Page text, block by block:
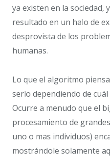
ya existen en la sociedad,
resultado en un halo de
desprovista de los
humanas.
Lo que el algoritmo
serlo dependiendo de
Ocurre a menudo que el
procesamiento de
uno o mas individuos)
mostrándole solamente